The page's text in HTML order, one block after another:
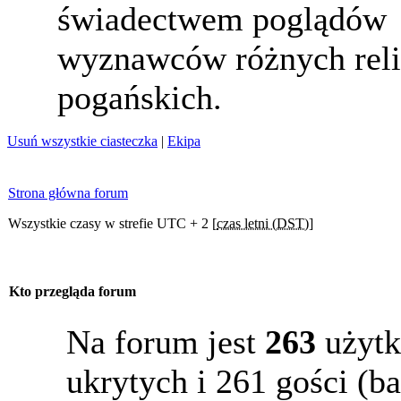
świadectwem poglądów
wyznawców różnych
pogańskich.
Usuń wszystkie ciasteczka | Ekipa
Strona główna forum
Wszystkie czasy w strefie UTC + 2 [czas letni (DST)]
Kto przegląda forum
Na forum jest 263
ukrytych i 261 gości